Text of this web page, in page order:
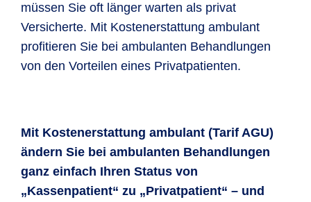
müssen Sie oft länger warten als privat
Versicherte. Mit Kostenerstattung ambulant
profitieren Sie bei ambulanten Behandlungen
von den Vorteilen eines Privatpatienten.
Mit Kostenerstattung ambulant (Tarif AGU)
ändern Sie bei ambulanten Behandlungen
ganz einfach Ihren Status von
„Kassenpatient“ zu „Privatpatient“ – und